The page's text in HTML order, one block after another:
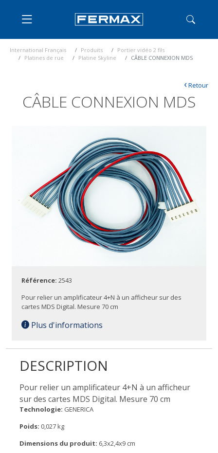
International Français Produits
Portier vidéo 2 fils
Platines de rue
Platine Skyline CÂBLE CONNEXION MDS
CÂBLE CONNEXION MDS
‹Retour
Référence: 2543
Pour relier un amplificateur 4+N à un afficheur sur des
cartes MDS Digital. Mesure 70 cm
Plus d'informations
DESCRIPTION
Pour relier un amplificateur 4+N à un afficheur
sur des cartes MDS Digital. Mesure 70 cm
Technologie: GENERICA
Poids: 0,027 kg
Dimensions du produit: 6,3x2,4x9 cm